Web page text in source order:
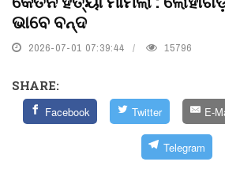
ଭାବେ ବନ୍ଦ
2026-07-01 07:39:44 15796
SHARE:
Facebook Twitter E-
Telegram